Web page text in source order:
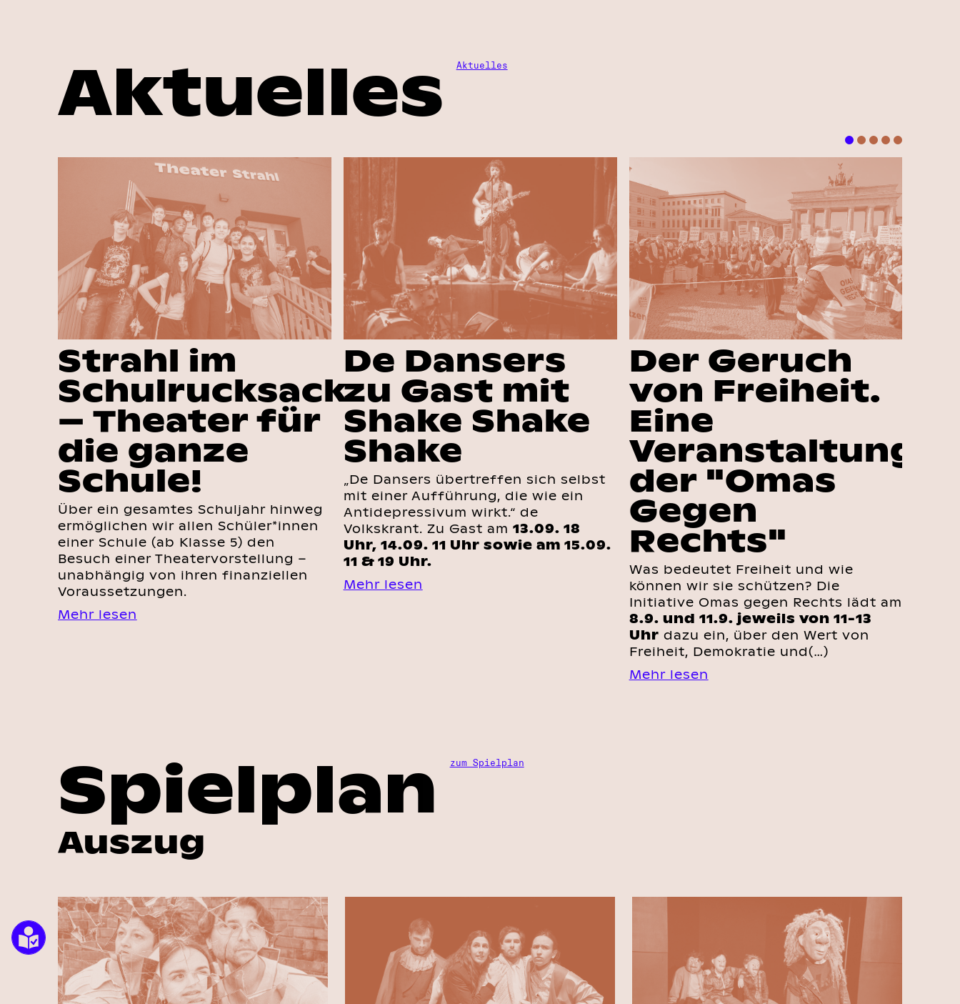
Aktuelles Aktuelles
Strahl im
Schulrucksack
– Theater für
die ganze
Schule!
Über ein gesamtes Schuljahr hinweg
ermöglichen wir allen Schüler*innen
einer Schule (ab Klasse 5) den
Besuch einer Theatervorstellung –
unabhängig von ihren finanziellen
Voraussetzungen.
Mehr lesen
De Dansers
zu Gast mit
Shake Shake
Shake
„De Dansers übertreffen sich selbst
mit einer Aufführung, die wie ein
Antidepressivum wirkt.“ de
Volkskrant. Zu Gast am 13.09. 18
Uhr, 14.09. 11 Uhr sowie am 15.09.
11 & 19 Uhr.
Mehr lesen
Der Geruch
von Freiheit.
Eine
Veranstaltung
der "Omas
Gegen
Rechts"
Was bedeutet Freiheit und wie
können wir sie schützen? Die
Initiative Omas gegen Rechts lädt am
8.9. und 11.9. jeweils von 11-13
Uhr dazu ein, über den Wert von
Freiheit, Demokratie und(…)
Mehr lesen
Spielplan
Auszug
zum Spielplan